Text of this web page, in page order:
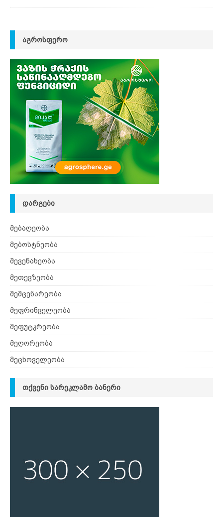
ᲐᲒᲠᲝᲡᲤᲔᲠᲝ
ᲓᲐᲠᲒᲔᲑᲘ
მებაღეობა
მებოსტნეობა
მევენახეობა
მეთევზეობა
მემცენარეობა
მეფრინველეობა
მეფუტკრეობა
მეღორეობა
მეცხოველეობა
ᲗᲥᲕᲔᲜᲘ ᲡᲐᲠᲔᲙᲚᲐᲛᲝ ᲑᲐᲜᲔᲠᲘ